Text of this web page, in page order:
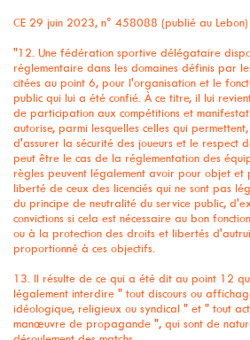
CE 29 juin 2023, n° 458088 (publié au Lebon)
"12. Une fédération sportive délégataire
réglementaire dans les domaines définis par
citées au point 6, pour l'organisation et le
public qui lui a été confié. À ce titre, il lui
de participation aux compétitions et
autorise, parmi lesquelles celles qui
d'assurer la sécurité des joueurs et le respect
peut être le cas de la réglementation des
règles peuvent légalement avoir pour objet
liberté de ceux des licenciés qui ne sont pas
du principe de neutralité du service public,
convictions si cela est nécessaire au bon
ou à la protection des droits et libertés
proportionné à ces objectifs.
13. Il résulte de ce qui a été dit au point 12
légalement interdire " tout discours ou
idéologique, religieux ou syndical " et " tout
manœuvre de propagande ", qui sont de